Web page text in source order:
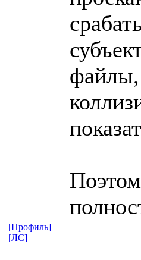
файлы,
[Профиль]
[ЛС]